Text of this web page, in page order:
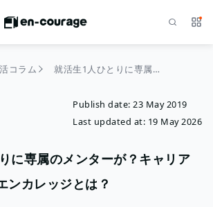
Search
コラム 就活生1人ひとりに専属のメンターが？キャリア支援NPO法人エンカレッジとは？
Publish date: 23 May 2019
Last updated at: 19 May 2026
に専属のメンターが？キャリア
ンカレッジとは？